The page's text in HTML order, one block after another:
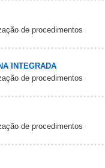
de procedimentos
INTEGRADA
de procedimentos
de procedimentos